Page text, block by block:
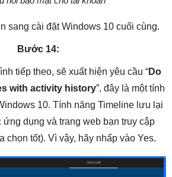
sang cài đặt Windows 10 cuối cùng.
Bước 14:
tiếp theo, sẽ xuất hiện yêu cầu “Do
with activity history”, đây là một tính
10. Tính năng Timeline lưu lại
ứng dụng và trang web bạn truy cập
chọn tốt). Vì vậy, hãy nhấp vào Yes.